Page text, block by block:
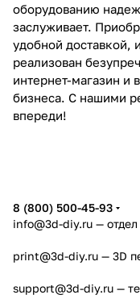
оборудованию
заслуживает.
удобной доставкой,
реализован
интернет-магазин и
бизнеса. С нашими
впереди!
8 (800) 500-45-93
info@3d-diy.ru —
print@3d-diy.ru — 3D
support@3d-diy.ru —